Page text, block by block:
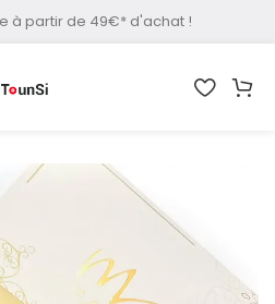
à partir de 49€* d'achat !